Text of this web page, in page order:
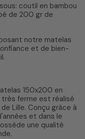
coutil en bambou
de 200 gr de
notre matelas
et de bien-
150x200 en
ferme est réalisé
Lille. Conçu grâce à
et dans le
une qualité